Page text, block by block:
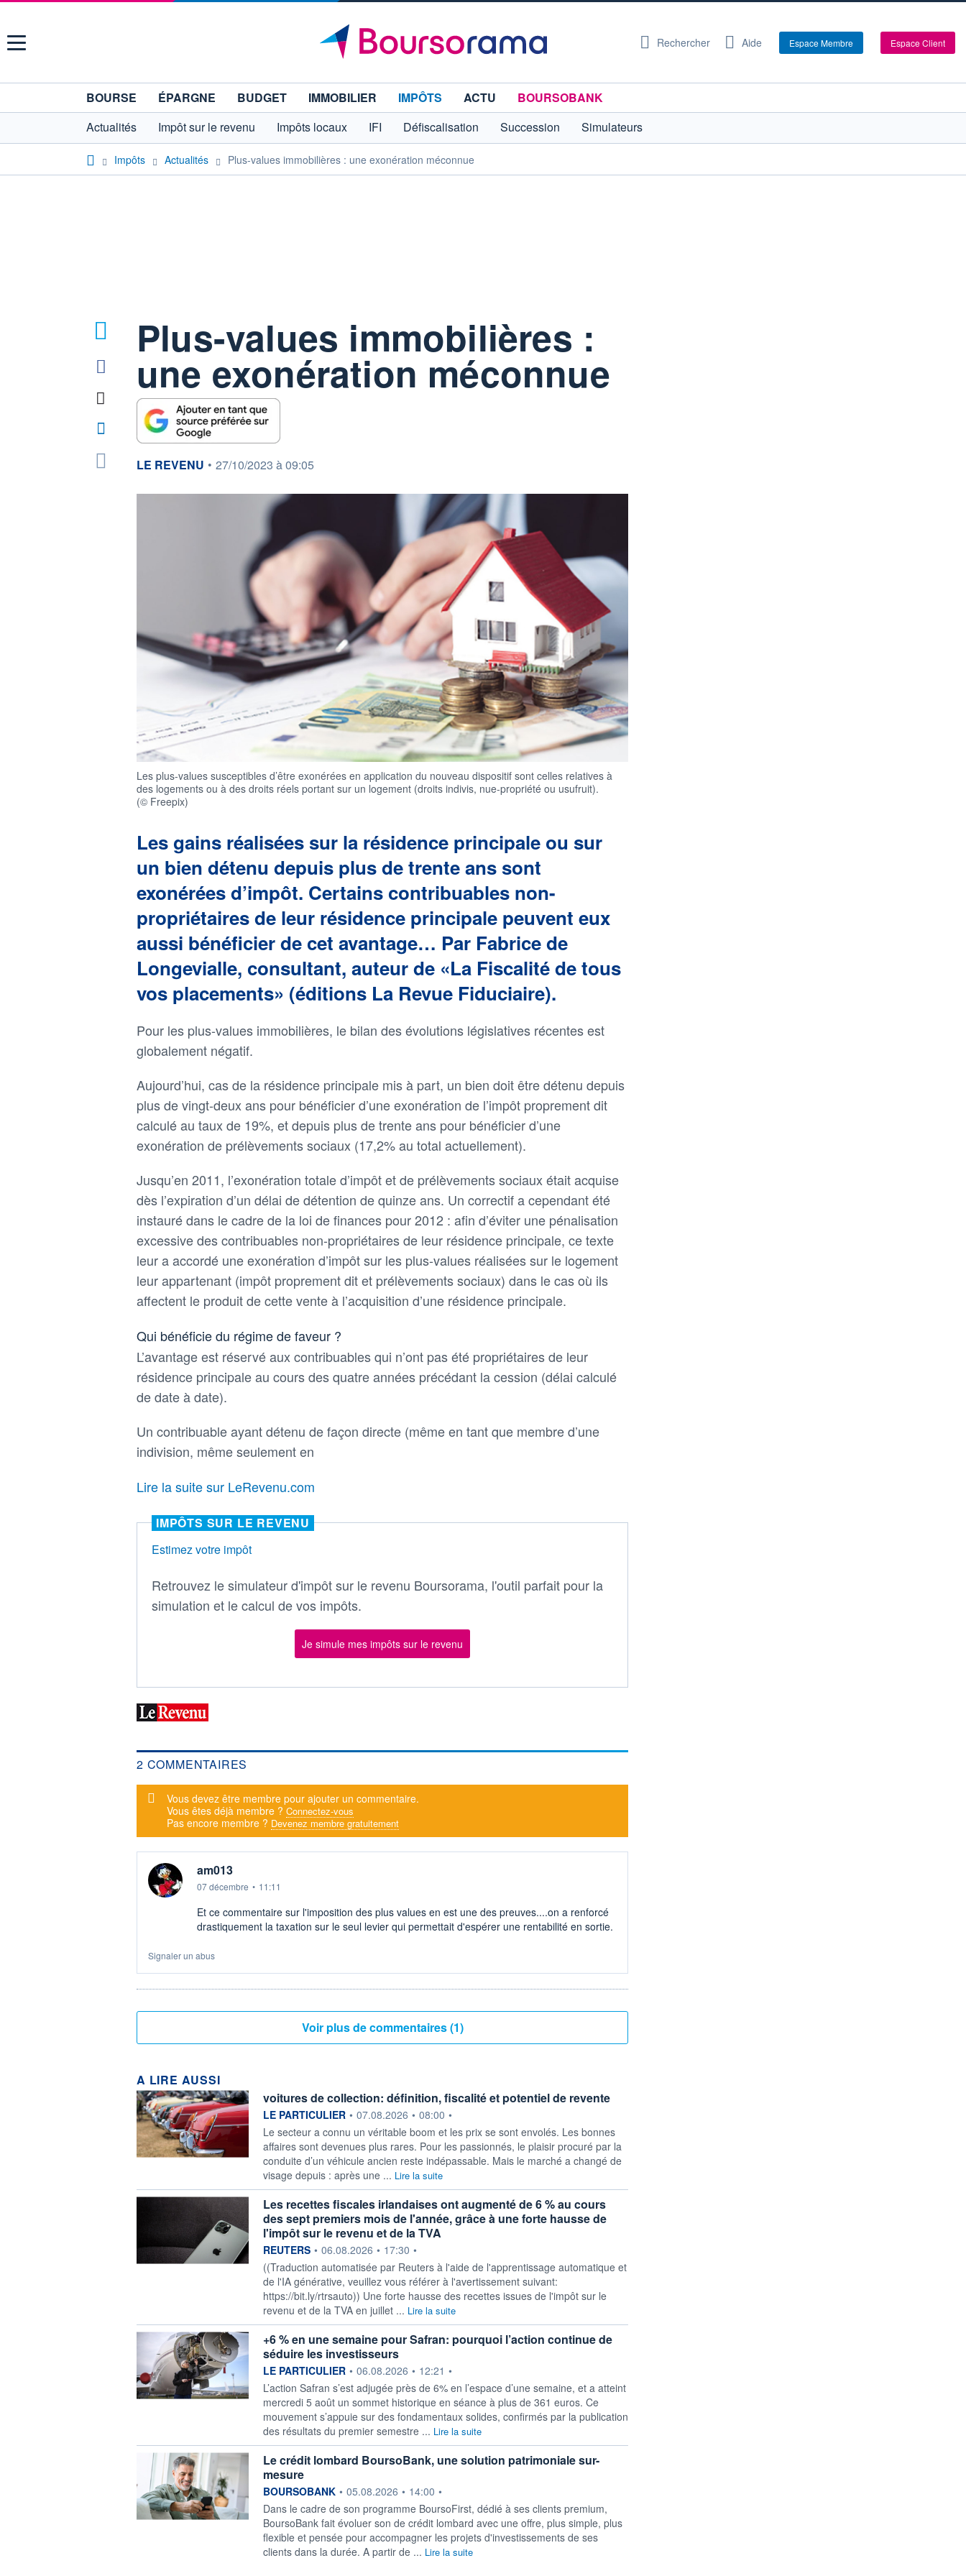
Menu Rechercher Aide Espace Membre Espace Client
BOURSE ÉPARGNE BUDGET IMMOBILIER IMPÔTS ACTU
BOURSOBANK
Actualités
Impôt sur le revenu Impôts locaux IFI Défiscalisation Succession Simulateurs
Impôts Actualités Plus-values immobilières : une exonération méconnue
Plus-values immobilières :
une exonération méconnue
information fournie par
LE REVENU • 27/10/2023 à 09:05
Les plus-values susceptibles d’être exonérées en application du nouveau dispositif sont celles relatives à
des logements ou à des droits réels portant sur un logement (droits indivis, nue-propriété ou usufruit).
(© Freepix)
Les gains réalisées sur la résidence principale ou sur
un bien détenu depuis plus de trente ans sont
exonérées d’impôt. Certains contribuables non-
propriétaires de leur résidence principale peuvent eux
aussi bénéficier de cet avantage… Par Fabrice de
Longevialle, consultant, auteur de «La Fiscalité de tous
vos placements» (éditions La Revue Fiduciaire).
Pour les plus-values immobilières, le bilan des évolutions législatives récentes est
globalement négatif.
Aujourd’hui, cas de la résidence principale mis à part, un bien doit être détenu depuis
plus de vingt-deux ans pour bénéficier d’une exonération de l’impôt proprement dit
calculé au taux de 19%, et depuis plus de trente ans pour bénéficier d’une
exonération de prélèvements sociaux (17,2% au total actuellement).
Jusqu’en 2011, l’exonération totale d’impôt et de prélèvements sociaux était acquise
dès l’expiration d’un délai de détention de quinze ans. Un correctif a cependant été
instauré dans le cadre de la loi de finances pour 2012 : afin d’éviter une pénalisation
excessive des contribuables non-propriétaires de leur résidence principale, ce texte
leur a accordé une exonération d’impôt sur les plus-values réalisées sur le logement
leur appartenant (impôt proprement dit et prélèvements sociaux) dans le cas où ils
affectent le produit de cette vente à l’acquisition d’une résidence principale.
Qui bénéficie du régime de faveur ?
L’avantage est réservé aux contribuables qui n’ont pas été propriétaires de leur
résidence principale au cours des quatre années précédant la cession (délai calculé
de date à date).
Un contribuable ayant détenu de façon directe (même en tant que membre d’une
indivision, même seulement en
Lire la suite sur LeRevenu.com
IMPÔTS SUR LE REVENU
Estimez votre impôt
Retrouvez le simulateur d'impôt sur le revenu Boursorama, l'outil parfait pour la
simulation et le calcul de vos impôts.
Je simule mes impôts sur le revenu
2 COMMENTAIRES
Message d'alerte
Vous devez être membre pour ajouter un commentaire.
Vous êtes déjà membre ? Connectez-vous
Pas encore membre ? Devenez membre gratuitement
am013
07 décembre • 11:11
Et ce commentaire sur l'imposition des plus values en est une des preuves....on a renforcé
drastiquement la taxation sur le seul levier qui permettait d'espérer une rentabilité en sortie.
Signaler un abus
Voir plus de commentaires (1)
A LIRE AUSSI
voitures de collection: définition, fiscalité et potentiel de revente
information fournie par
LE PARTICULIER • 07.08.2026 • 08:00 •
Le secteur a connu un véritable boom et les prix se sont envolés. Les bonnes
affaires sont devenues plus rares. Pour les passionnés, le plaisir procuré par la
conduite d’un véhicule ancien reste indépassable. Mais le marché a changé de
visage depuis : après une ... Lire la suite
Les recettes fiscales irlandaises ont augmenté de 6 % au cours
des sept premiers mois de l'année, grâce à une forte hausse de
l'impôt sur le revenu et de la TVA
information fournie par
REUTERS • 06.08.2026 • 17:30 •
((Traduction automatisée par Reuters à l'aide de l'apprentissage automatique et
de l'IA générative, veuillez vous référer à l'avertissement suivant:
https://bit.ly/rtrsauto)) Une forte hausse des recettes issues de l'impôt sur le
revenu et de la TVA en juillet ... Lire la suite
+6 % en une semaine pour Safran: pourquoi l’action continue de
séduire les investisseurs
information fournie par
LE PARTICULIER • 06.08.2026 • 12:21 •
L’action Safran s’est adjugée près de 6% en l’espace d’une semaine, et a atteint
mercredi 5 août un sommet historique en séance à plus de 361 euros. Ce
mouvement s’appuie sur des fondamentaux solides, confirmés par la publication
des résultats du premier semestre ... Lire la suite
Le crédit lombard BoursoBank, une solution patrimoniale sur-
mesure
information fournie par
BOURSOBANK • 05.08.2026 • 14:00 •
Dans le cadre de son programme BoursoFirst, dédié à ses clients premium,
BoursoBank fait évoluer son de crédit lombard avec une offre, plus simple, plus
flexible et pensée pour accompagner les projets d'investissements de ses
clients dans la durée. A partir de ... Lire la suite